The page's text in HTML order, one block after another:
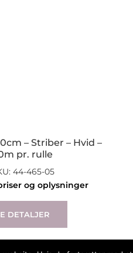
– Striber – Hvid –
pr. rulle
44-465-05
og oplysninger
DETALJER